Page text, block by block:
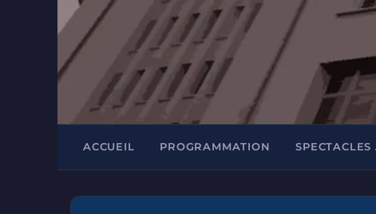
ACCUEIL PROGRAMMATION SPECTACLES